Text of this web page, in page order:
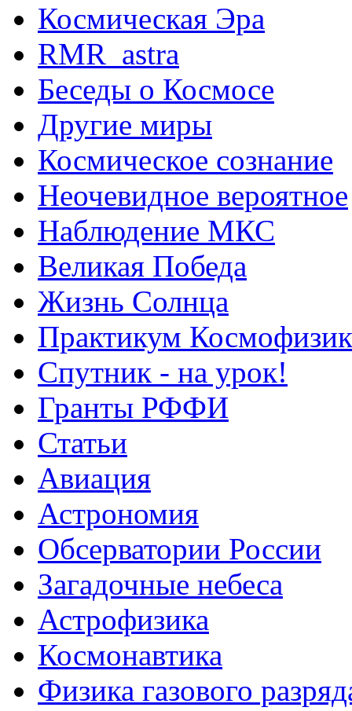
Космическая Эра
RMR_astra
Беседы о Космосе
Другие миры
Космическое сознание
Неочевидное вероятное
Наблюдение МКС
Великая Победа
Жизнь Солнца
Практикум
Спутник - на урок!
Гранты РФФИ
Статьи
Авиация
Астрономия
Обсерватории России
Загадочные небеса
Астрофизика
Космонавтика
Физика газового